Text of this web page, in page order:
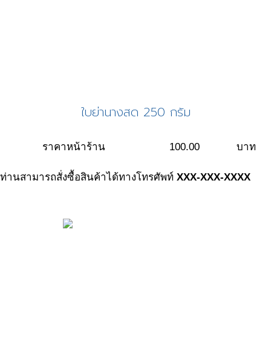
ใบย่านางสด 250 กรัม
ราคาหน้าร้าน 100.00 บาท
ท่านสามารถสั่งซื้อสินค้าได้ทางโทรศัพท์ XXX-XXX-XXXX